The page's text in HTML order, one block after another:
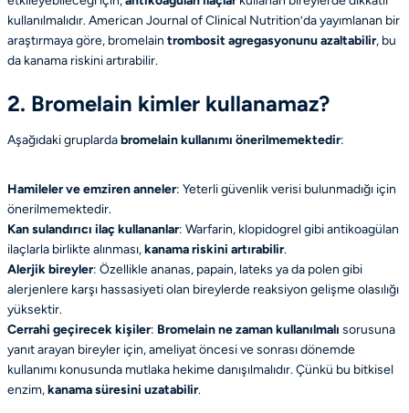
kullanılmalıdır.American Journal of Clinical Nutrition’da yayımlanan bir
araştırmaya göre, bromelain trombosit agregasyonunu azaltabilir, bu
da kanama riskini artırabilir.
2. Bromelain kimler kullanamaz?
Aşağıdaki gruplardabromelain kullanımı önerilmemektedir:
Hamileler ve emziren anneler: Yeterli güvenlik verisi bulunmadığı için
önerilmemektedir.
Kan sulandırıcı ilaç kullananlar: Warfarin, klopidogrel gibi antikoagülan
ilaçlarla birlikte alınması,kanama riskini artırabilir.
Alerjik bireyler: Özellikle ananas, papain, lateks ya da polen gibi
alerjenlere karşı hassasiyeti olan bireylerde reaksiyon gelişme olasılığı
yüksektir.
Cerrahi geçirecek kişiler: Bromelain ne zaman kullanılmalı sorusuna
yanıt arayan bireyler için, ameliyat öncesi ve sonrası dönemde
kullanımı konusunda mutlaka hekime danışılmalıdır. Çünkü bu bitkisel
enzim,kanama süresini uzatabilir.